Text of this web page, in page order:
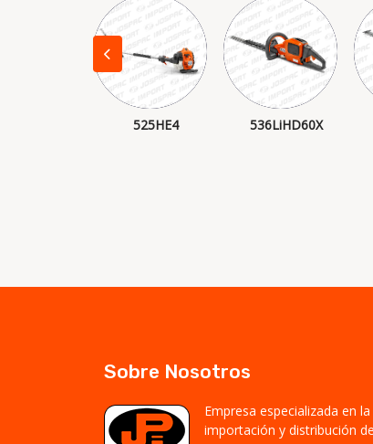
525HE4 536LiHD60X
Sobre Nosotros
Empresa especializada en la
importación y distribución de